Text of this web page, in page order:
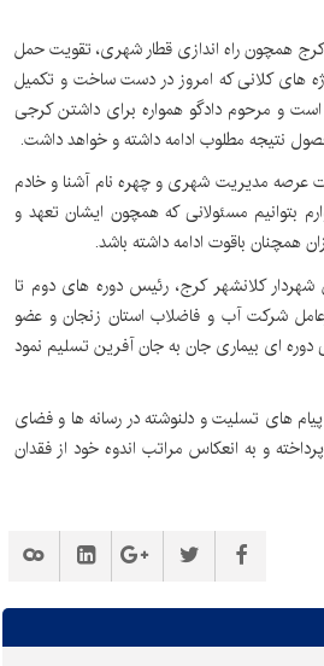
همچون راه اندازی قطار شهری، تقویت حمل
های کلانی که امروز در دست ساخت و تکمیل
و مرحوم دادگو همواره برای داشتن کرجی
نتیجه مطلوب ادامه داشته و خواهد داشت.
عرصه مدیریت شهری و چهره نام آشنا و خادم
بتوانیم مسئولانی که همچون ایشان تعهد و
همچنان باقوت ادامه داشته باشد.
کلانشهر کرج، رئیس دوره های دوم تا
شرکت آب و فاضلاب استان زنجان و عضو
ای بیماری جان به جان آفرین تسلیم نمود
های تسلیت و دلنوشته در رسانه ها و فضای
و به انعکاس مراتب اندوه خود از فقدان